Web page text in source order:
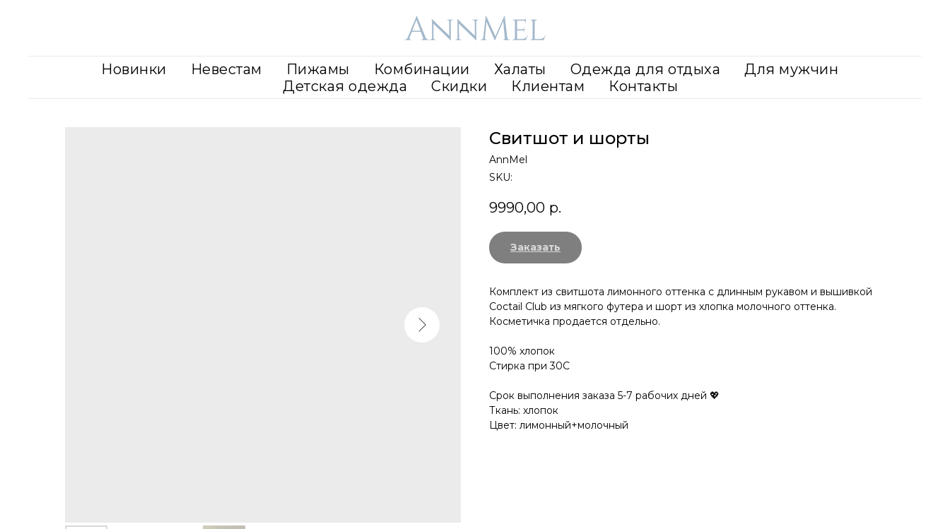
Новинки Невестам Пижамы Комбинации Халаты Одежда для отдыха
Для мужчин
Детская одежда
Скидки Клиентам Контакты
Свитшот и шорты
AnnMel
SKU:
9990,00 р.
Заказать
Комплект из свитшота лимонного оттенка с длинным рукавом и вышивкой
Coctail Club из мягкого футера и шорт из хлопка молочного оттенка.
Косметичка продается отдельно.
100% хлопок
Стирка при 30С
Срок выполнения заказа 5-7 рабочих дней 💖
Ткань: хлопок
Цвет: лимонный+молочный